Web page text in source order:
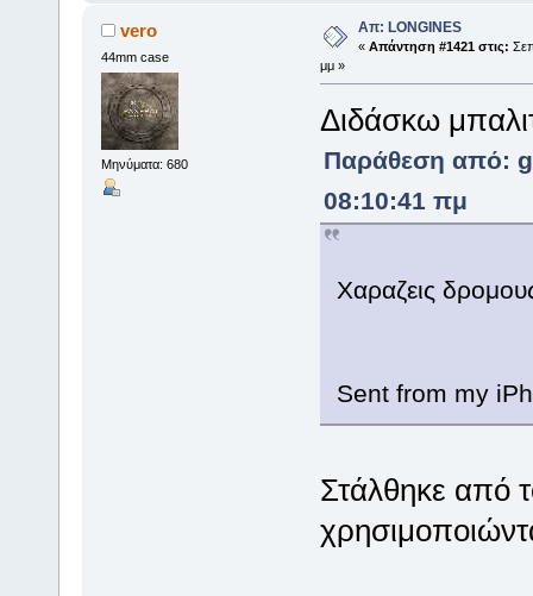
vero
44mm case
Μηνύματα: 680
Απ: LONGINES
« Απάντηση #1421 στις:
μμ »
Διδάσκω
Παράθεση από:
08:10:41 πμ
Χαραζεις
Sent from my
Στάλθηκε από